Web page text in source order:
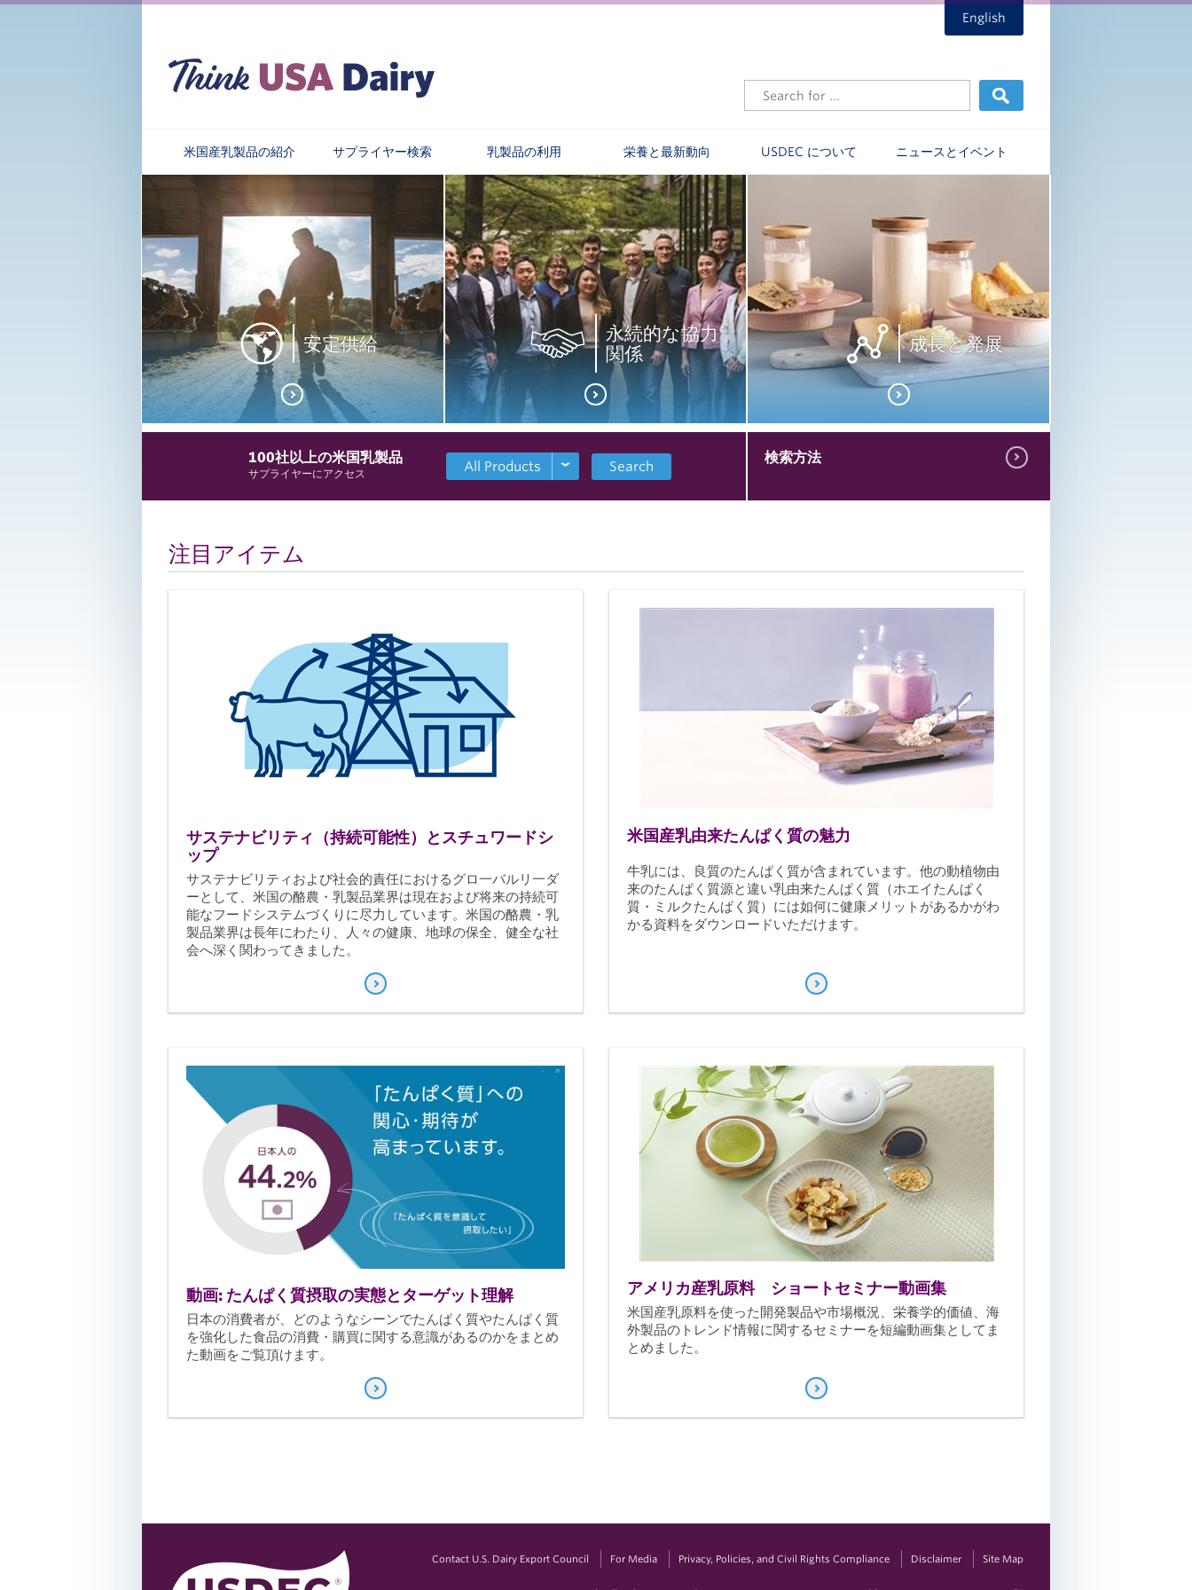
English
米国産乳製品の紹介 サプライヤー検索 乳製品の利用 栄養と最新動向 USDEC について ニュースとイベント
安定供給
豊富で拡大してい
る資源、年間を通
じた生産、業界全
体における供給余
に乳製品を供給し
ます。
永続的な協力
関係
米国の酪農家、輸
かれることを願っ
ています。
成長と発展
米国乳製品業界
は、顧客の求める
多様な製品、生産
技術、供給余力を
100社以上の米国乳製品
サプライヤーにアクセス Search
検索方法
注目アイテム
サステナビリティ（持続可能性）とスチュワードシ
ップ
サステナビリティおよび社会的責任におけるグロ一バルリ一ダ
ーとして、米国の酪農 ・ 乳製品業界は現在および将来の持続可
能なフードシステムづくりに尽力しています。米国の酪農 ・ 乳
製品業界は長年にわたり、人々の健康、地球の保全、健全な社
会へ深く関わってきました 。
動画: たんぱく質摂取の実態とターゲット理解
日本の消費者が、どのようなシーンでたんぱく質やたんぱく質
を強化した食品の消費・購買に関する意識があるのかをまとめ
た動画をご覧頂けます。
米国産乳由来たんぱく質の魅力
牛乳には、良質のたんぱく質が含まれています。他の動植物由
来のたんぱく質源と違い乳由来たんぱく質（ホエイたんぱく
質・ミルクたんぱく質）には如何に健康メリットがあるかがわ
かる資料をダウンロードいただけます。
アメリカ産乳原料 ショートセミナー動画集
米国産乳原料を使った開発製品や市場概況、栄養学的価値、海
外製品のトレンド情報に関するセミナーを短編動画集としてま
とめました。
Contact U.S. Dairy Export Council For Media Privacy, Policies, and Civil Rights Compliance Disclaimer Site Map